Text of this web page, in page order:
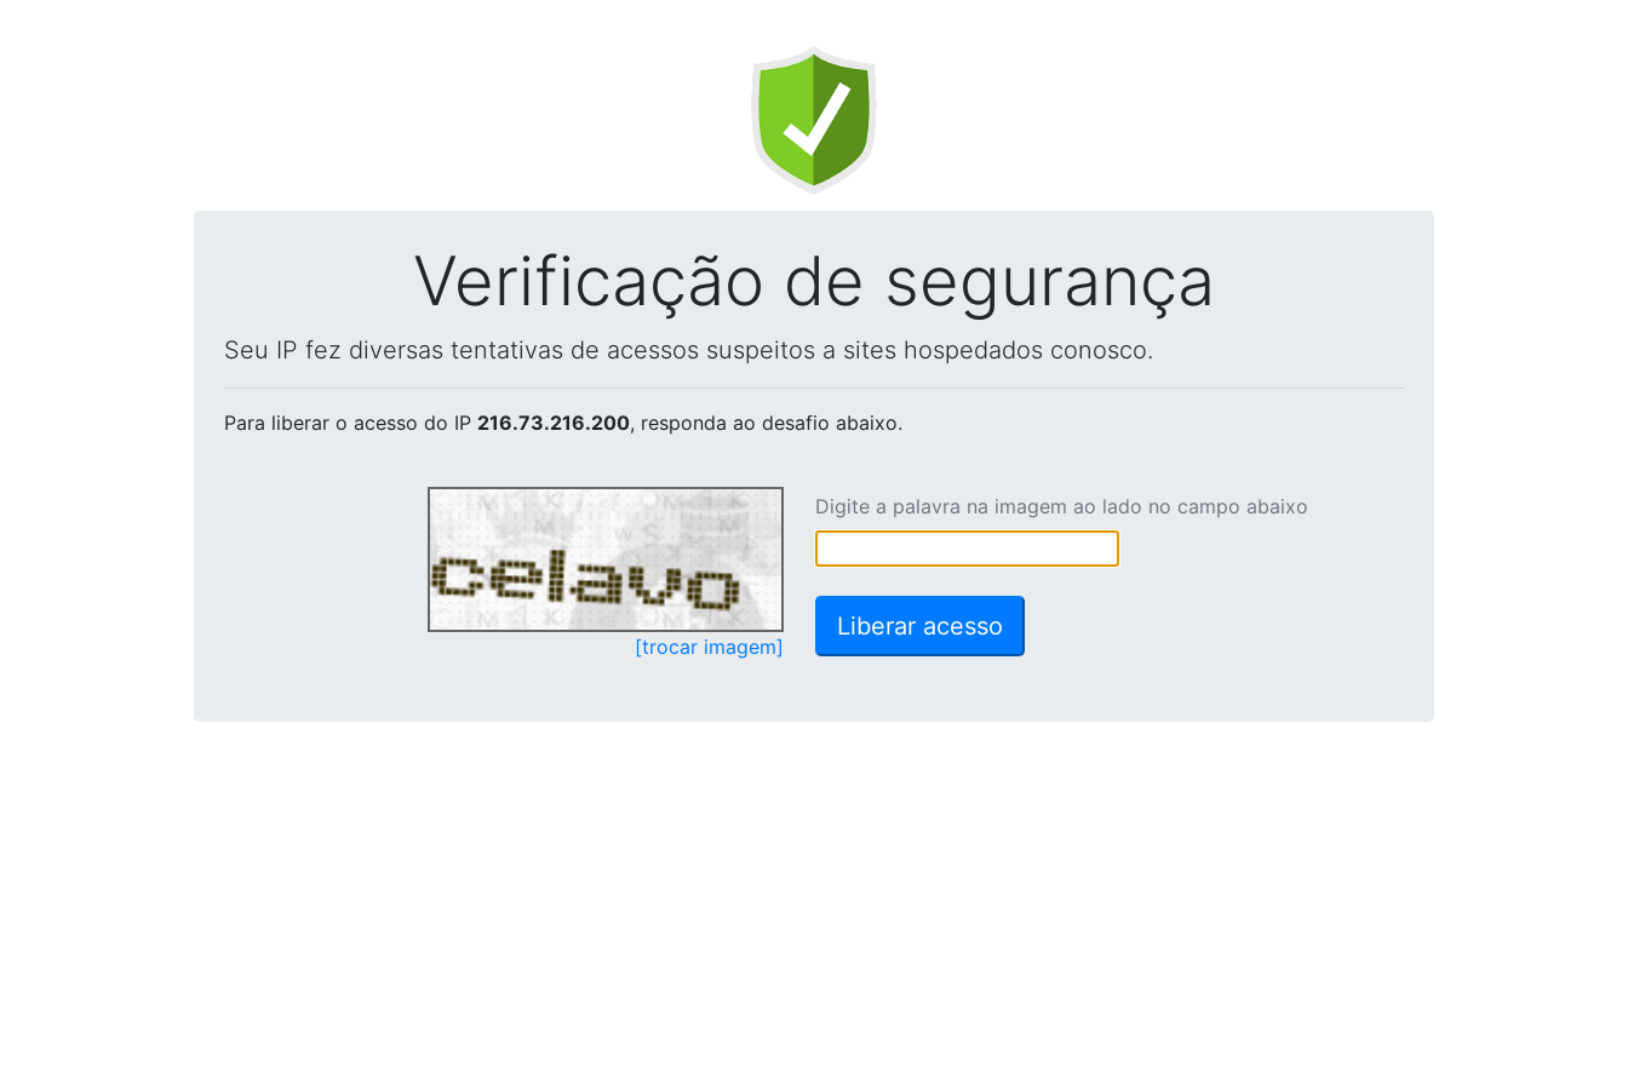
Verificação de segurança
Seu IP fez diversas tentativas de acessos suspeitos a sites hospedados conosco.
Para liberar o acesso do IP 216.73.216.200, responda ao desafio abaixo.
[trocar imagem]
Digite a palavra na imagem ao lado no campo abaixo